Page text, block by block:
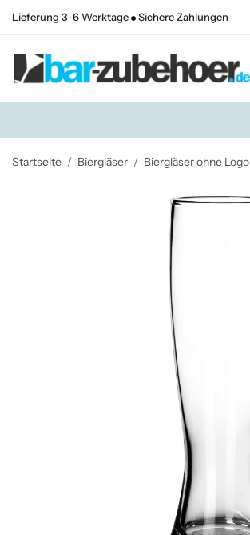
Lieferung 3-6 Werktage Sichere Zahlungen
Startseite / Biergläser / Biergläser ohne Logo